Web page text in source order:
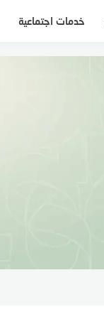
خدمات اجتماعية